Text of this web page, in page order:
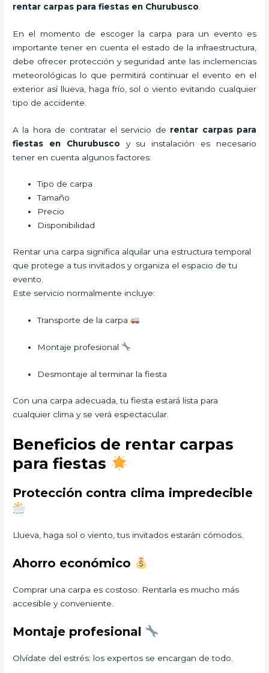
rentar carpas para fiestas en Churubusco
En el momento de escoger la carpa para un evento es
importante tener en cuenta el estado de la infraestructura,
debe ofrecer protección y seguridad ante las inclemencias
meteorológicas lo que permitirá continuar el evento en el
exterior así llueva, haga frío, sol o viento evitando cualquier
tipo de accidente.
A la hora de contratar el servicio de rentar carpas para
fiestas en Churubusco y su instalación es necesario
tener en cuenta algunos factores:
Tipo de carpa
Tamaño
Precio
Disponibilidad
Rentar una carpa significa alquilar una estructura temporal
que protege a tus invitados y organiza el espacio de tu
evento.
Este servicio normalmente incluye:
Transporte de la carpa
Montaje profesional
Desmontaje al terminar la fiesta
Con una carpa adecuada, tu fiesta estará lista para
cualquier clima y se verá espectacular.
Beneficios de rentar carpas
para fiestas
Protección contra clima impredecible
Llueva, haga sol o viento, tus invitados estarán cómodos.
Ahorro económico
Comprar una carpa es costoso. Rentarla es mucho más
accesible y conveniente.
Montaje profesional
Olvídate del estrés: los expertos se encargan de todo.